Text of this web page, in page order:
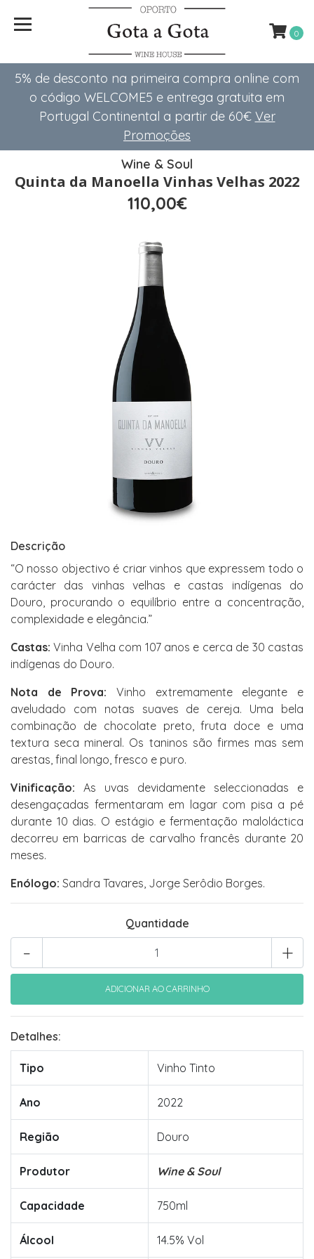
5% de desconto na primeira compra online com
o código WELCOME5 e entrega gratuita em
Portugal Continental a partir de 60€ Ver
Promoções
0
Wine & Soul
Quinta da Manoella Vinhas Velhas 2022
110,00€
Descrição
“O nosso objectivo é criar vinhos que expressem todo o
carácter das vinhas velhas e castas indígenas do
Douro, procurando o equilíbrio entre a concentração,
complexidade e elegância.”
Castas: Vinha Velha com 107 anos e cerca de 30 castas
indígenas do Douro.
Nota de Prova: Vinho extremamente elegante e
aveludado com notas suaves de cereja. Uma bela
combinação de chocolate preto, fruta doce e uma
textura seca mineral. Os taninos são firmes mas sem
arestas, final longo, fresco e puro.
Vinificação: As uvas devidamente seleccionadas e
desengaçadas fermentaram em lagar com pisa a pé
durante 10 dias. O estágio e fermentação maloláctica
decorreu em barricas de carvalho francês durante 20
meses.
Enólogo: Sandra Tavares, Jorge Serôdio Borges.
Quantidade
+
-
Detalhes:
Tipo Vinho Tinto
Ano 2022
Região Douro
Produtor Wine & Soul
Capacidade 750ml
Álcool 14.5% Vol